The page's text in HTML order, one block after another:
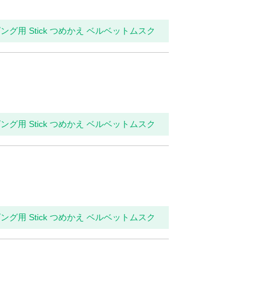
グ用 Stick つめかえ ベルベットムスク
グ用 Stick つめかえ ベルベットムスク
グ用 Stick つめかえ ベルベットムスク